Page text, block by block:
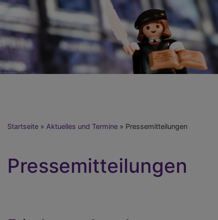
Startseite Aktuelles und Termine Pressemitteilungen
Pressemitteilungen